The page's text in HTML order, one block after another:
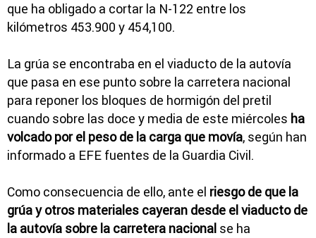
que ha obligado a cortar la N-122 entre los
kilómetros 453.900 y 454,100.
La grúa se encontraba en el viaducto de la autovía
que pasa en ese punto sobre la carretera nacional
para reponer los bloques de hormigón del pretil
cuando sobre las doce y media de este miércoles ha
volcado por el peso de la carga que movía, según han
informado a EFE fuentes de la Guardia Civil.
Como consecuencia de ello, ante el riesgo de que la
grúa y otros materiales cayeran desde el viaducto de
la autovía sobre la carretera nacional se ha